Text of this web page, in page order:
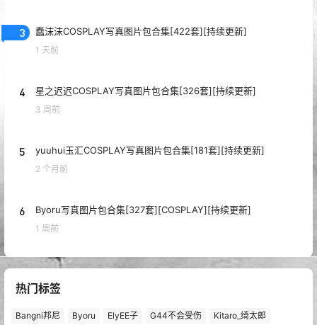
3 蠢沫沫COSPLAY写真图片包合集[422套][持续更新]
1 天前
4 星之迟迟COSPLAY写真图片包合集[326套][持续更新]
3 周前
5 yuuhui玉汇COSPLAY写真图片包合集[181套][持续更新]
2 个月前
6 Byoru写真图片包合集[327套][COSPLAY][持续更新]
1 周前
热门标签
Bangni邦尼 Byoru ElyEE子 G44不会受伤 Kitaro_绮太郎